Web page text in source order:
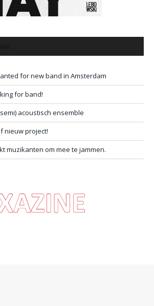
for new band in Amsterdam
for band!
acoustisch ensemble
nieuw project!
muzikanten om mee te jammen.